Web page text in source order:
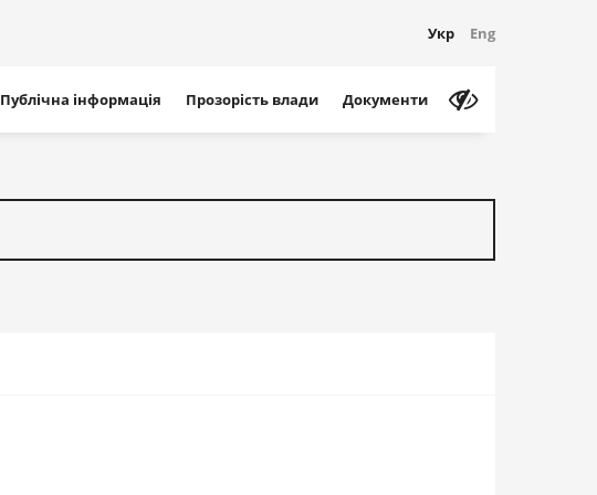
Укр Eng
Публічна інформація Прозорість влади Документи